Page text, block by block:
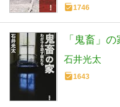
1746
「鬼畜」
石井光太
1643